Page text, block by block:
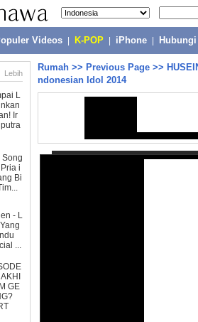
Videos K-POP iPhone
Lebih
L
Ir
Song
i
Bi
- L
...
GE
Rumah >> Previous Page >>
ndonesian Idol 2014